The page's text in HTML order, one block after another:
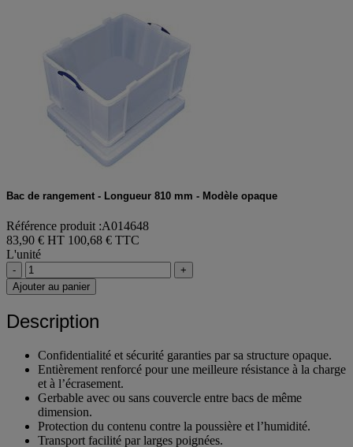
Bac de rangement - Longueur 810 mm - Modèle opaque
Référence produit :A014648
83,90 € HT 100,68 € TTC
L'unité
-
+
Ajouter au panier
Description
Confidentialité et sécurité garanties par sa structure opaque.
Entièrement renforcé pour une meilleure résistance à la charge
et à l’écrasement.
Gerbable avec ou sans couvercle entre bacs de même
dimension.
Protection du contenu contre la poussière et l’humidité.
Transport facilité par larges poignées.